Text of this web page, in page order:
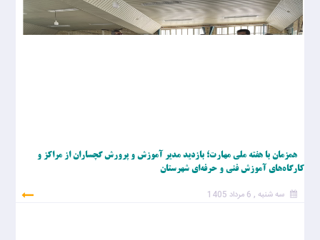
همزمان با هفته ملی مهارت؛ بازدید مدیر آموزش و پرورش گچساران از مراکز و
کارگاه‌های آموزش فنی و حرفه‌ای شهرستان
سه شنبه , 6 مرداد 1405